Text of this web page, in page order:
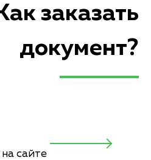
заказать
документ?
сайте